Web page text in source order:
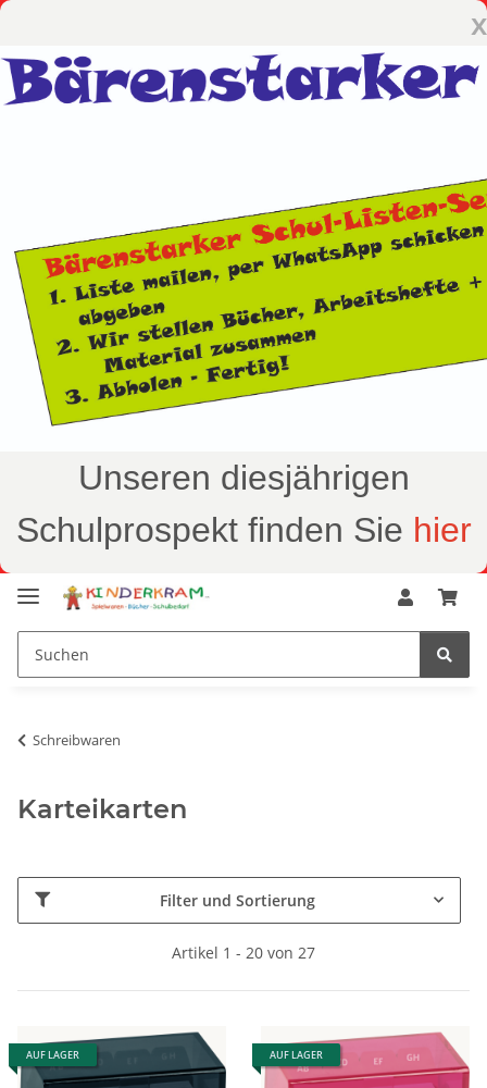
x
Unseren diesjährigen
Schulprospekt finden Sie hier
Schreibwaren
Karteikarten
Filter und Sortierung
Artikel 1 - 20 von 27
AUF LAGER AUF LAGER